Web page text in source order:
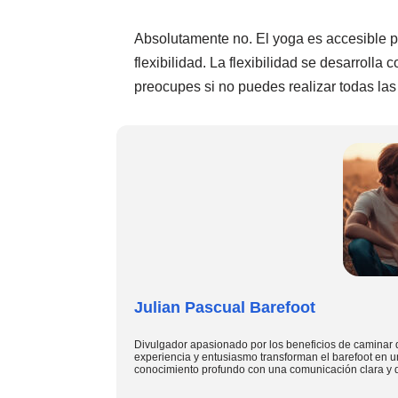
Absolutamente no. El yoga es accesible
flexibilidad. La flexibilidad se desarrolla
preocupes si no puedes realizar todas
Julian Pascual Barefoot
Divulgador apasionado por los beneficios de
experiencia y entusiasmo transforman el barefoot en
conocimiento profundo con una comunicación clara y